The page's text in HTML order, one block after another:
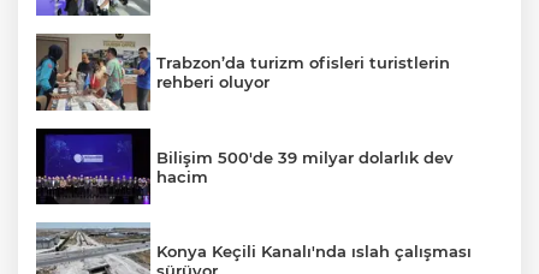
Trabzon’da turizm ofisleri turistlerin
rehberi oluyor
Bilişim 500'de 39 milyar dolarlık dev
hacim
Konya Keçili Kanalı'nda ıslah çalışması